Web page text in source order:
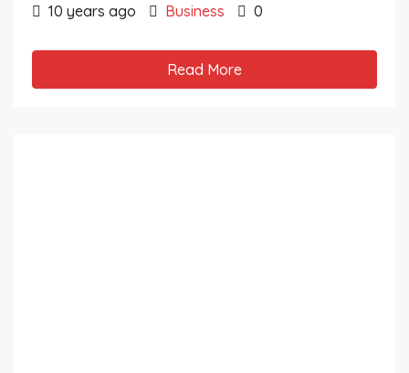
10 years ago Business 0
Read More